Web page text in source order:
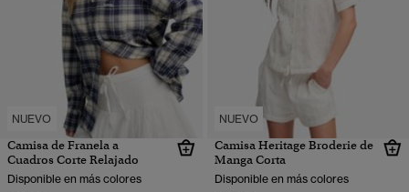
NUEVO
Camisa de Franela a
Cuadros Corte Relajado
Disponible en más colores
NUEVO
Camisa Heritage Broderie de
Manga Corta
Disponible en más colores